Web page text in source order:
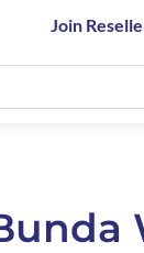
Join